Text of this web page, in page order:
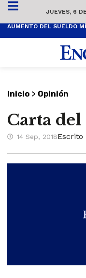
JUEVES, 6
Inicio > Opinión
Carta del
14 Sep, 2018Escrito